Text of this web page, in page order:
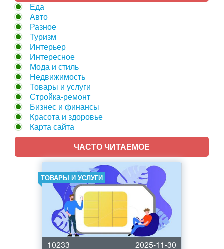
Еда
Авто
Разное
Туризм
Интерьер
Интересное
Мода и стиль
Недвижимость
Товары и услуги
Стройка-ремонт
Бизнес и финансы
Красота и здоровье
Карта сайта
ЧАСТО ЧИТАЕМОЕ
ТОВАРЫ И УСЛУГИ
10233
2025-11-30